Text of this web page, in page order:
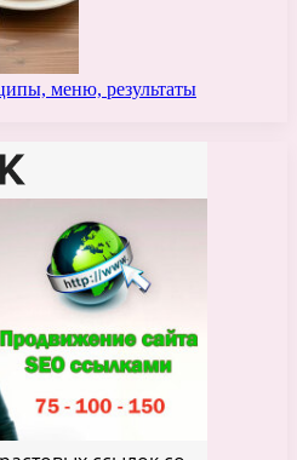
меню, результаты